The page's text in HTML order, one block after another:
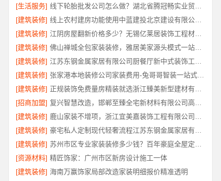
[生活服务]
[建筑装修]
线上农村建房功能使用中蓝建投北京建设有限公司四川
[建筑装修]
江阴房屋翻新价格多少？无锡亿莱居装饰工程材料有限公司全屋定制
[建筑装修]
佛山禅城全包家装装修，雅居美家源头模式一站搞定
[建筑装修]
[建筑装修]
张家港本地装修公司家装费用-兔哥哥智装一站式全包
[建筑装修]
[招商加盟]
[建筑装修]
[建筑装修]
[建筑装修]
[资源材料] 精匠饰家：广州市区新房设计施工一体
[建筑装修] 海南万赢饰家局部改造家装明细报价精准透明